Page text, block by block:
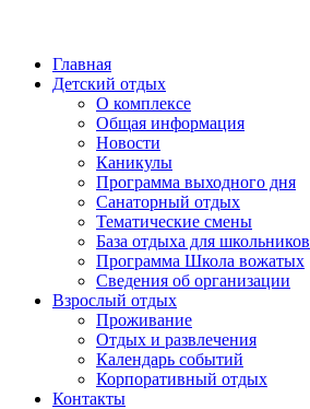
Главная
Детский отдых
О комплексе
Общая информация
Новости
Каникулы
Программа выходного дня
Санаторный отдых
Тематические смены
База отдыха для школьников
Программа Школа вожатых
Cведения об организации
Взрослый отдых
Проживание
Отдых и развлечения
Календарь событий
Корпоративный отдых
Контакты